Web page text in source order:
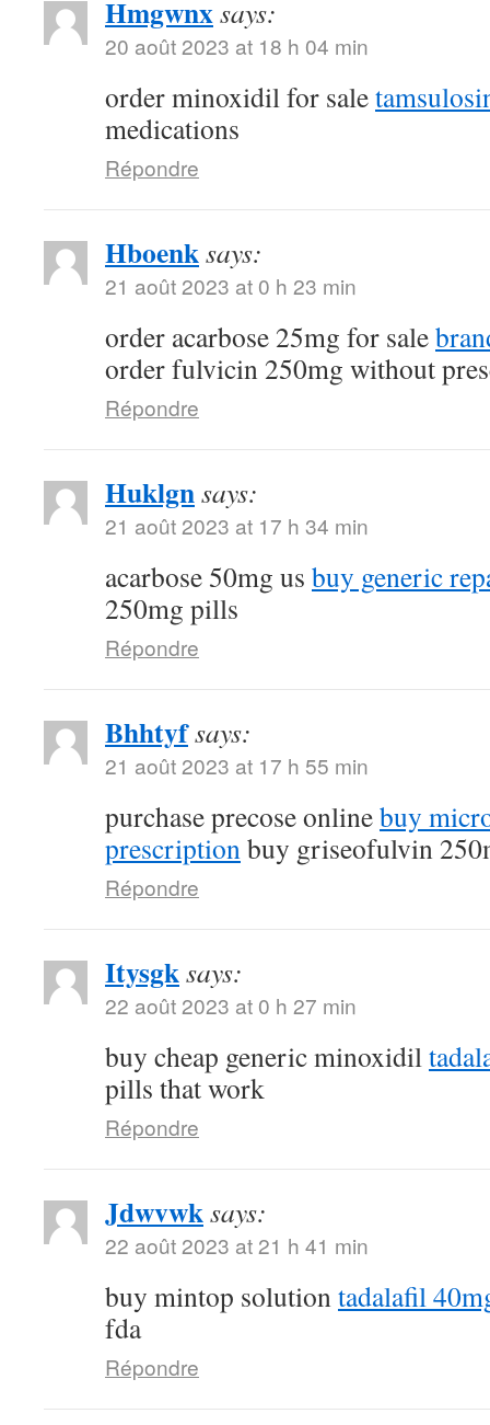
Hmgwnxsays:
20 août 2023 at 18 h 04 min
order minoxidil for sale
medications
Répondre
Hboenksays:
21 août 2023 at 0 h 23 min
order acarbose 25mg for sale
order fulvicin 250mg without
Répondre
Huklgnsays:
21 août 2023 at 17 h 34 min
acarbose 50mg us buy generic
250mg pills
Répondre
Bhhtyfsays:
21 août 2023 at 17 h 55 min
purchase precose onlinebuy
prescriptionbuy griseofulvin
Répondre
Itysgksays:
22 août 2023 at 0 h 27 min
buy cheap generic minoxidil
pills that work
Répondre
Jdwvwksays:
22 août 2023 at 21 h 41 min
buy mintop solutiontadalafil
fda
Répondre